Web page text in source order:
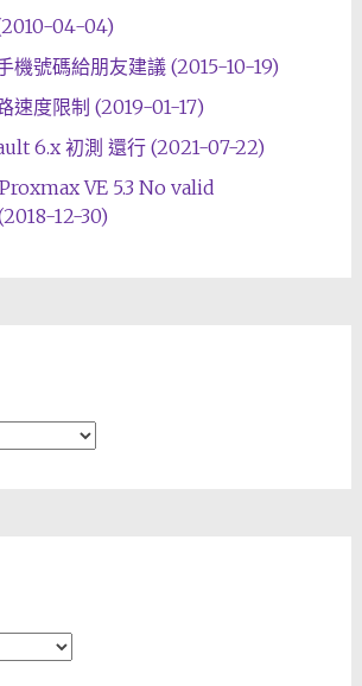
04-04)
機號碼給朋友建議 (2015-10-19)
速度限制 (2019-01-17)
6.x 初測 還行 (2021-07-22)
VE 5.3 No valid
12-30)